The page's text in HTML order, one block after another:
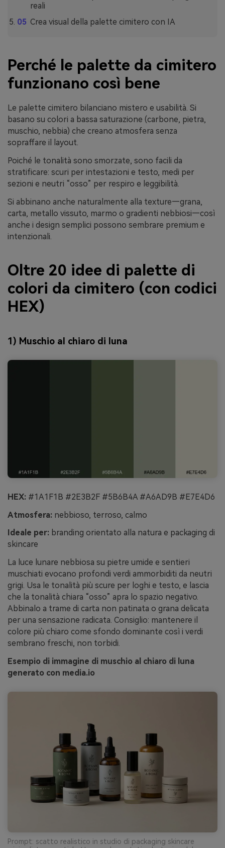
reali
Crea visual della palette cimitero con IA
Perché le palette da cimitero
funzionano così bene
Le palette cimitero bilanciano mistero e usabilità. Si
basano su colori a bassa saturazione (carbone, pietra,
muschio, nebbia) che creano atmosfera senza
sopraffare il layout.
Poiché le tonalità sono smorzate, sono facili da
stratificare: scuri per intestazioni e testo, medi per
sezioni e neutri “osso” per respiro e leggibilità.
Si abbinano anche naturalmente alla texture—grana,
carta, metallo vissuto, marmo o gradienti nebbiosi—così
anche i design semplici possono sembrare premium e
intenzionali.
Oltre 20 idee di palette di
colori da cimitero (con codici
HEX)
1) Muschio al chiaro di luna
HEX: #1A1F1B #2E3B2F #5B6B4A #A6AD9B #E7E4D6
Atmosfera: nebbioso, terroso, calmo
Ideale per: branding orientato alla natura e packaging di
skincare
La luce lunare nebbiosa su pietre umide e sentieri
muschiati evocano profondi verdi ammorbiditi da neutri
grigi. Usa le tonalità più scure per loghi e testo, e lascia
che la tonalità chiara “osso” apra lo spazio negativo.
Abbinalo a trame di carta non patinata o grana delicata
per una sensazione radicata. Consiglio: mantenere il
colore più chiaro come sfondo dominante così i verdi
sembrano freschi, non torbidi.
Esempio di immagine di muschio al chiaro di luna
generato con media.io
Prompt: scatto realistico in studio di packaging skincare